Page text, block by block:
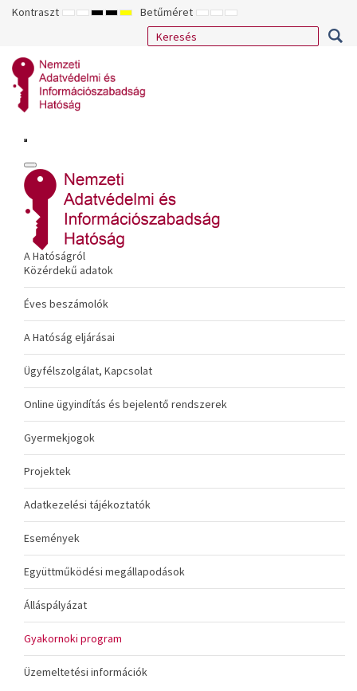
Kontraszt ALAPÉRTELMEZETT
ÉJSZAKAI
NAGY
KONTRASZTÚ
NAGY
KONTRASZTÚ
NAGY
KONTRASZTÚ
SÁRGA
FEKETE
Betűméret KISEBB
BETŰTÍPUS
ALAPÉRTELMEZETT
BETŰMÉRET
NAGYOBB
BETŰMÉRET
A Hatóságról
Közérdekű adatok
Éves beszámolók
A Hatóság eljárásai
Ügyfélszolgálat, Kapcsolat
Online ügyindítás és bejelentő rendszerek
Gyermekjogok
Projektek
Adatkezelési tájékoztatók
Események
Együttműködési megállapodások
Álláspályázat
Gyakornoki program
Üzemeltetési információk